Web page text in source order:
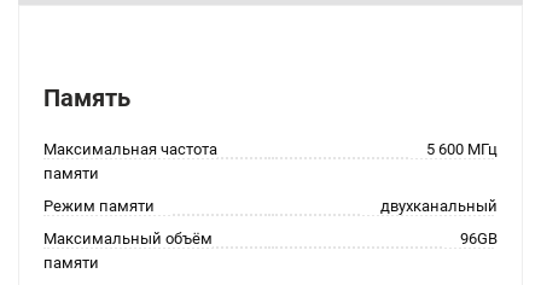
Память
Максимальная частота
памяти
5 600 МГц
Режим памяти
двухканальный
Максимальный объём
памяти
96GB